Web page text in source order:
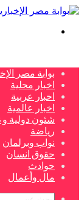
بوابة مصر
اخبار محلية
اخبار عربية
اخبار عالمية
شئون دولية
رياضة
نواب وبرلمان
حقوق انسان
حوادث
مال وأعمال